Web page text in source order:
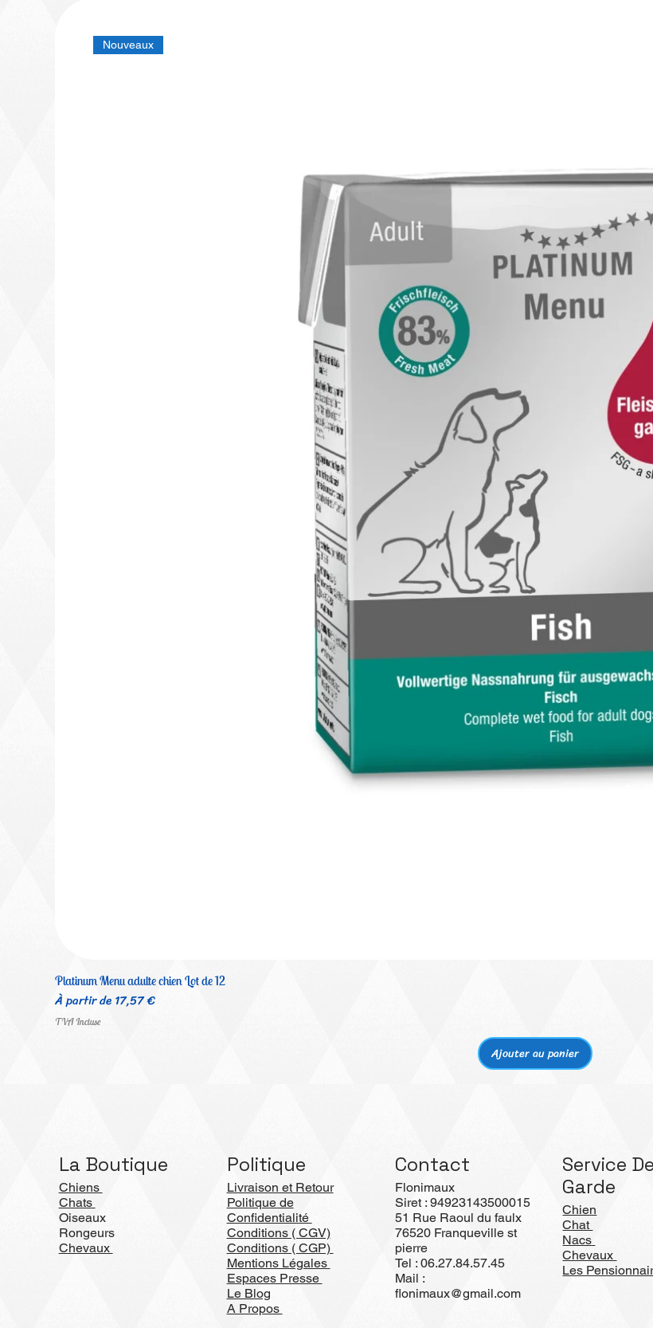
Nouveaux
Platinum Menu adulte chien Lot de 12
À partir de17,57 €
Prix promotionnel
TVA Incluse
Ajouter au panier
La Boutique
Chiens
Chats
Oiseaux
Rongeurs
Chevaux
Politique
Livraison et Retour
Politique de
Confidentialité
Conditions ( CGV)
Conditions ( CGP)
Mentions Légales
Espaces Presse
Le Blog
A Propos
Contact
Flonimaux
Siret : 94923143500015
51 Rue Raoul du faulx
76520 Franqueville st
pierre
Tel : 06.27.84.57.45
Mail :
flonimaux@gmail.com
Service De
Garde
Chien
Chat
Nacs
Chevaux
Les